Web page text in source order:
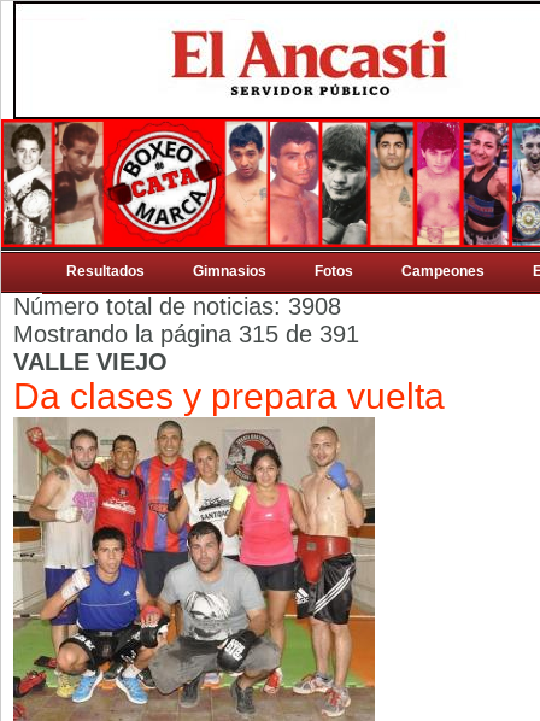
Resultados Gimnasios Fotos Campeones
Número total de noticias: 3908
Mostrando la página 315 de 391
VALLE VIEJO
Da clases y prepara vuelta